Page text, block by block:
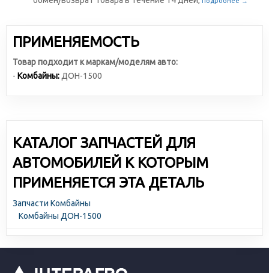
ПРИМЕНЯЕМОСТЬ
Товар подходит к маркам/моделям авто:
- Комбайны: ДОН-1500
КАТАЛОГ ЗАПЧАСТЕЙ ДЛЯ
АВТОМОБИЛЕЙ К КОТОРЫМ
ПРИМЕНЯЕТСЯ ЭТА ДЕТАЛЬ
Запчасти Комбайны
Комбайны ДОН-1500